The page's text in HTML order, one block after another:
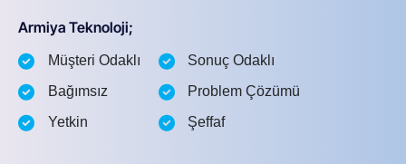
Armiya Teknoloji;
Müşteri Odaklı
Bağımsız
Yetkin
Sonuç Odaklı
Problem Çözümü
Şeffaf